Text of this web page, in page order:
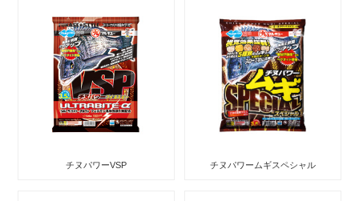
チヌパワーVSP チヌパワームギスペシャル